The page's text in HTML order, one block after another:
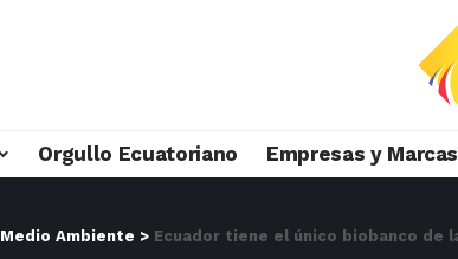
Orgullo Ecuatoriano Empresas y Marcas
Medio Ambiente > Ecuador tiene el único biobanco de